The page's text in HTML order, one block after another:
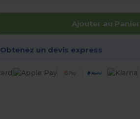
Ajouter au Panier
Obtenez un devis express